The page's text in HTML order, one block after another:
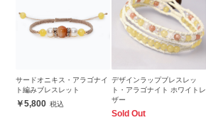
サードオニキス・アラゴナイ
ト編みブレスレット
5,800
デザインラップブレスレッ
ト・アラゴナイト ホワイトレ
ザー
Sold Out